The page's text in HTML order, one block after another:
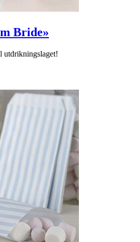
Bride»
utdrikningslaget!